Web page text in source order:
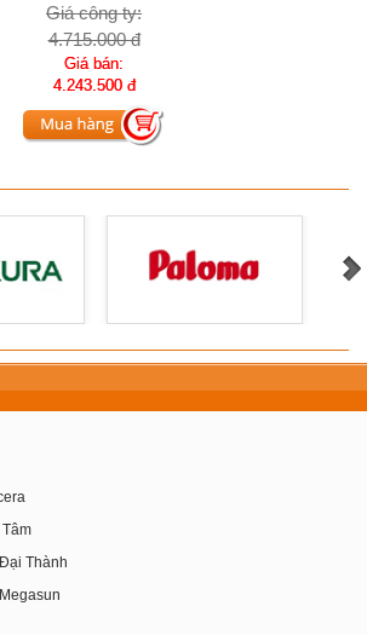
Giá công ty:
4.715.000 đ
Giá bán:
4.243.500 đ
Thành